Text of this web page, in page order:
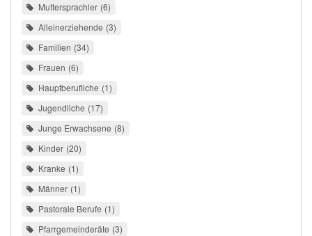
Muttersprachler 6
Alleinerziehende 3
Familien 34
Frauen 6
Hauptberufliche 1
Jugendliche 17
Junge Erwachsene 8
Kinder 20
Kranke 1
Männer 1
Pastorale Berufe 1
Pfarrgemeinderäte 3